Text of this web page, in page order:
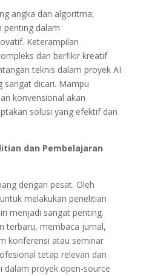
angka dan algoritma;
penting dalam
Keterampilan
dan berfikir kreatif
teknis dalam proyek AI
sangat dicari. Mampu
konvensional akan
solusi yang efektif dan
dan Pembelajaran
dengan pesat. Oleh
melakukan penelitian
menjadi sangat penting.
terbaru, membaca jurnal,
konferensi atau seminar
tetap relevan dan
dalam proyek open-source